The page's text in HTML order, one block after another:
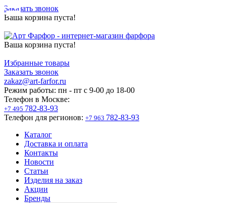
Заказать звонок
Ваша корзина пуста!
Ваша корзина пуста!
Избранные товары
Заказать звонок
zakaz@art-farfor.ru
Режим работы: пн - пт c 9-00 до 18-00
Телефон в Москве:
+7 495 782-83-93
Телефон для регионов: +7 963 782-83-93
Каталог
Доставка и оплата
Контакты
Новости
Статьи
Изделия на заказ
Акции
Бренды